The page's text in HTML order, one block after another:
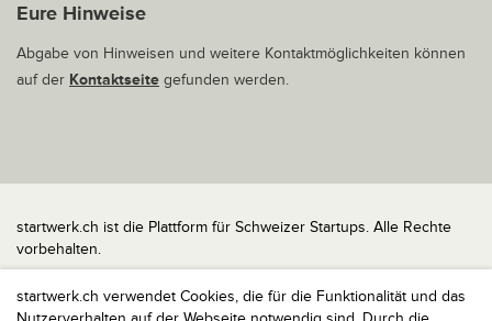
startwerk.ch verwendet Cookies, die für die Funktionalität und das
Eure Hinweise
Abgabe von Hinweisen und weitere Kontaktmöglichkeiten können
auf der Kontaktseite gefunden werden.
startwerk.ch ist die Plattform für Schweizer Startups. Alle Rechte
vorbehalten.
Impressum
Kontakt